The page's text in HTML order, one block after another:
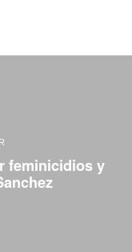
feminicidios y